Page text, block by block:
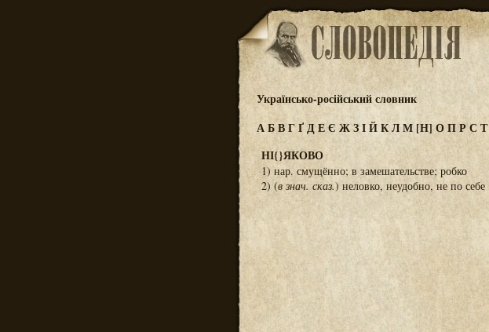
Українсько-російський словник
АБВГҐДЕЄ ЖЗІЙКЛМ [Н] ОПРС Т
НІ{}ЯКОВО
1) нар. смущённо; в замешательстве; робко
2) (в знач. сказ.) неловко, неудобно, не по себе